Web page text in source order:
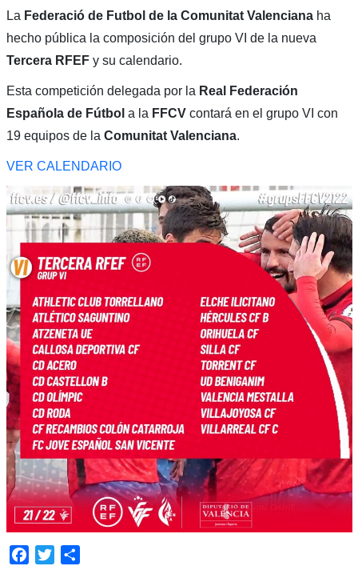
La Federació de Futbol de la Comunitat Valencianaha
hecho pública la composición del grupo VI de la nueva
Tercera RFEFy su calendario.
Esta competición delegada por la Real Federación
Española de Fútbol a la FFCVcontará en el grupo VI con
19 equipos de la Comunitat Valenciana.
VER CALENDARIO
Facebook
Twitter